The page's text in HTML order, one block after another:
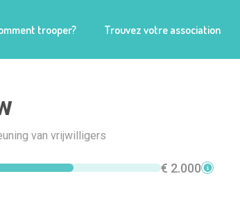
trooper? Trouvez votre association
van vrijwilligers
€ 2.000